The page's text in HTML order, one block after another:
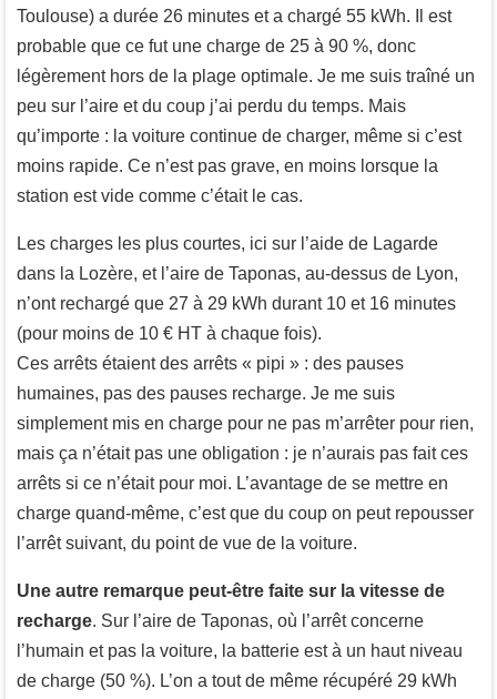
Toulouse) a durée 26 minutes et a chargé 55 kWh. Il est
probable que ce fut une charge de 25 à 90 %, donc
légèrement hors de la plage optimale. Je me suis traîné un
peu sur l’aire et du coup j’ai perdu du temps. Mais
qu’importe : la voiture continue de charger, même si c’est
moins rapide. Ce n’est pas grave, en moins lorsque la
station est vide comme c’était le cas.
Les charges les plus courtes, ici sur l’aide de Lagarde
dans la Lozère, et l’aire de Taponas, au-dessus de Lyon,
n’ont rechargé que 27 à 29 kWh durant 10 et 16 minutes
(pour moins de 10 € HT à chaque fois).
Ces arrêts étaient des arrêts « pipi » : des pauses
humaines, pas des pauses recharge. Je me suis
simplement mis en charge pour ne pas m’arrêter pour rien,
mais ça n’était pas une obligation : je n’aurais pas fait ces
arrêts si ce n’était pour moi. L’avantage de se mettre en
charge quand-même, c’est que du coup on peut repousser
l’arrêt suivant, du point de vue de la voiture.
Une autre remarque peut-être faite sur la vitesse de
recharge. Sur l’aire de Taponas, où l’arrêt concerne
l’humain et pas la voiture, la batterie est à un haut niveau
de charge (50 %). L’on a tout de même récupéré 29 kWh